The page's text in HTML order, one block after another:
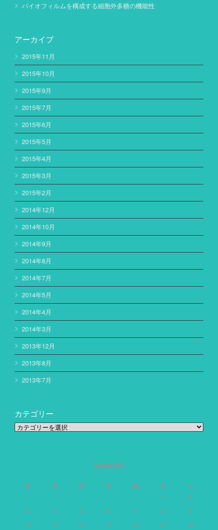
バイオフィルムを構成する細胞外多糖の機能性
アーカイブ
2015年11月
2015年10月
2015年9月
2015年7月
2015年6月
2015年5月
2015年4月
2015年3月
2015年2月
2014年12月
2014年10月
2014年9月
2014年8月
2014年7月
2014年5月
2014年4月
2014年3月
2013年12月
2013年8月
2013年7月
カテゴリー
カ
2026年8月
月 火 水 木 金 土
日
1
2
3
4 5 6 7 8
9
10
11 12 13 14 15 16